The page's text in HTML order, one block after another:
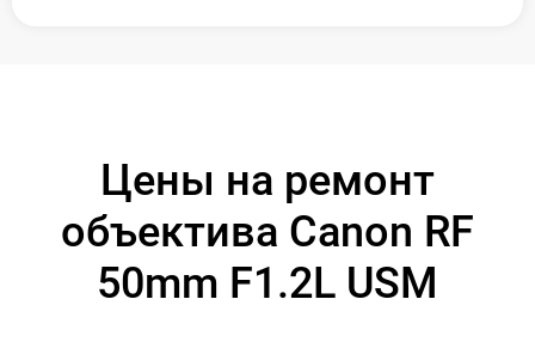
Цены на ремонт
объектива Canon RF
50mm F1.2L USM